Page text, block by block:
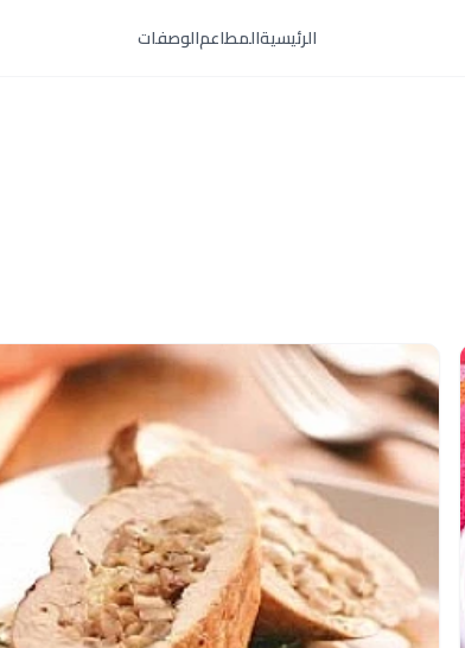
الرئيسيةالمطاعمالوصفات